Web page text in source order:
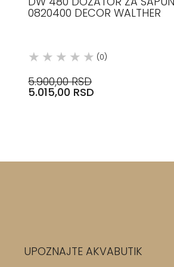
0820400 DECOR WALTHER
(0)
5.900,00 RSD
5.015,00 RSD
UPOZNAJTE AKVABUTIK